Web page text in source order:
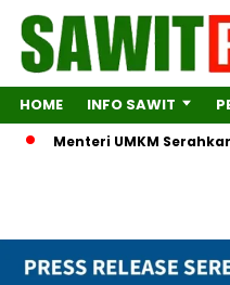
HOME INFO SAWIT
Menteri UMKM Serahkan